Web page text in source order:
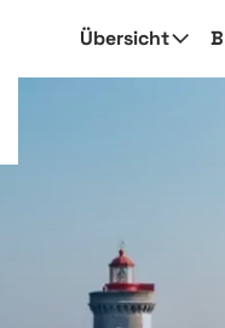
Übersicht